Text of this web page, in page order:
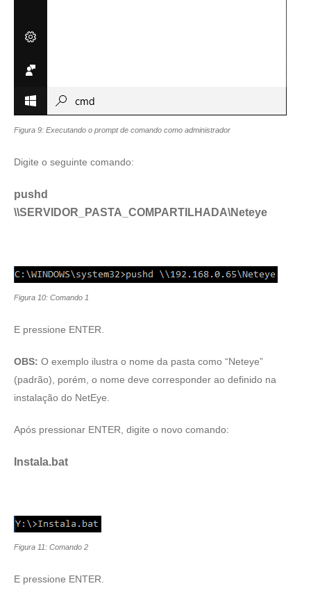
Figura 9: Executando o prompt de comando como administrador
Digite o seguinte comando:
pushd
\\SERVIDOR_PASTA_COMPARTILHADA\Neteye
Figura 10: Comando 1
E pressione ENTER.
OBS: O exemplo ilustra o nome da pasta como “Neteye”
(padrão), porém, o nome deve corresponder ao definido na
instalação do NetEye.
Após pressionar ENTER, digite o novo comando:
Instala.bat
Figura 11: Comando 2
E pressione ENTER.